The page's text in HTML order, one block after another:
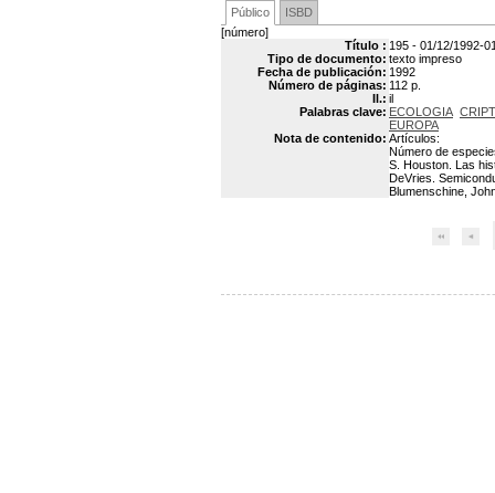
Público
ISBD
[número]
Título : 195 - 01/12/1992-
Tipo de documento: texto impreso
Fecha de publicación: 1992
Número de páginas: 112 p.
Il.: il
Palabras clave: ECOLOGIA
EUROPA
Nota de contenido: Artículos:
Número de
S. Houston. Las
DeVries.
Blumenschine,